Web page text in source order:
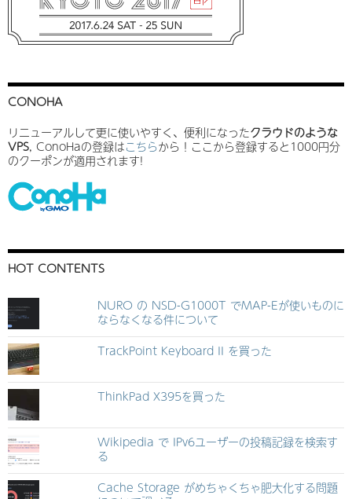
CONOHA
リニューアルして更に使いやすく、便利になったクラウドのような
VPS, ConoHaの登録はこちらから！ここから登録すると1000円分
のクーポンが適用されます!
HOT CONTENTS
NURO の NSD-G1000T でMAP-Eが使いものに
ならなくなる件について
TrackPoint Keyboard II を買った
ThinkPad X395を買った
Wikipedia で IPv6ユーザーの投稿記録を検索す
る
Cache Storage がめちゃくちゃ肥大化する問題